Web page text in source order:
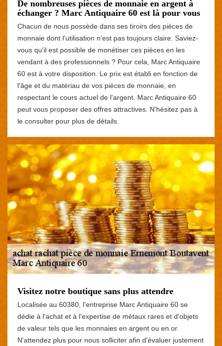
De nombreuses pièces de monnaie en argent à
échanger ? Marc Antiquaire 60 est là pour vous
Chacun de nous possède dans ses tiroirs des pièces de
monnaie dont l'utilisation n'est pas toujours claire. Saviez-
vous qu'il est possible de monétiser ces pièces en les
vendant à des professionnels ? Pour cela, Marc Antiquaire
60 est à votre disposition. Le prix est établi en fonction de
l'âge et du matériau de vos pièces de monnaie, en
respectant le cours actuel de l'argent. Marc Antiquaire 60
peut vous proposer des offres attractives. N'hésitez pas à
le consulter pour plus de détails.
Visitez notre boutique sans plus attendre
Localisée au 60380, l'entreprise Marc Antiquaire 60 se
dédie à l'achat et à l'expertise de métaux rares et d'objets
de valeur tels que les monnaies en argent ou en or.
N'attendez plus pour nous solliciter afin d'évaluer justement